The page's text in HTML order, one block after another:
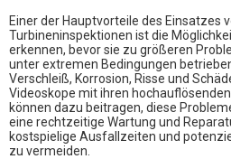
Einer der Hauptvorteile des Einsatzes
Turbineninspektionen ist die
erkennen, bevor sie zu größeren
unter extremen Bedingungen
Verschleiß, Korrosion, Risse und
Videoskope mit ihren
können dazu beitragen, diese
eine rechtzeitige Wartung und
kostspielige Ausfallzeiten und
zu vermeiden.